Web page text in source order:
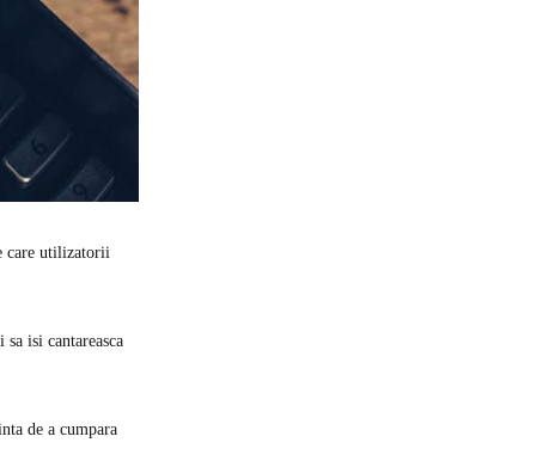
care utilizatorii
isi cantareasca
de a cumpara